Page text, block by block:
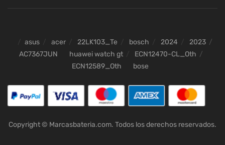
asus acer 22LK103_Te bosch 2024
2023
AC7367JUN
huawei watch gt
ECN12470-CL_Oth
ECN12589_Oth
bose
Copyright © Marcasbateria.com. Todos los derechos reservados.